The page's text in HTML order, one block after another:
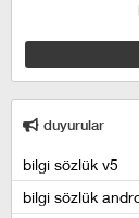
duyurular
bilgi sözlük v5
bilgi sözlük